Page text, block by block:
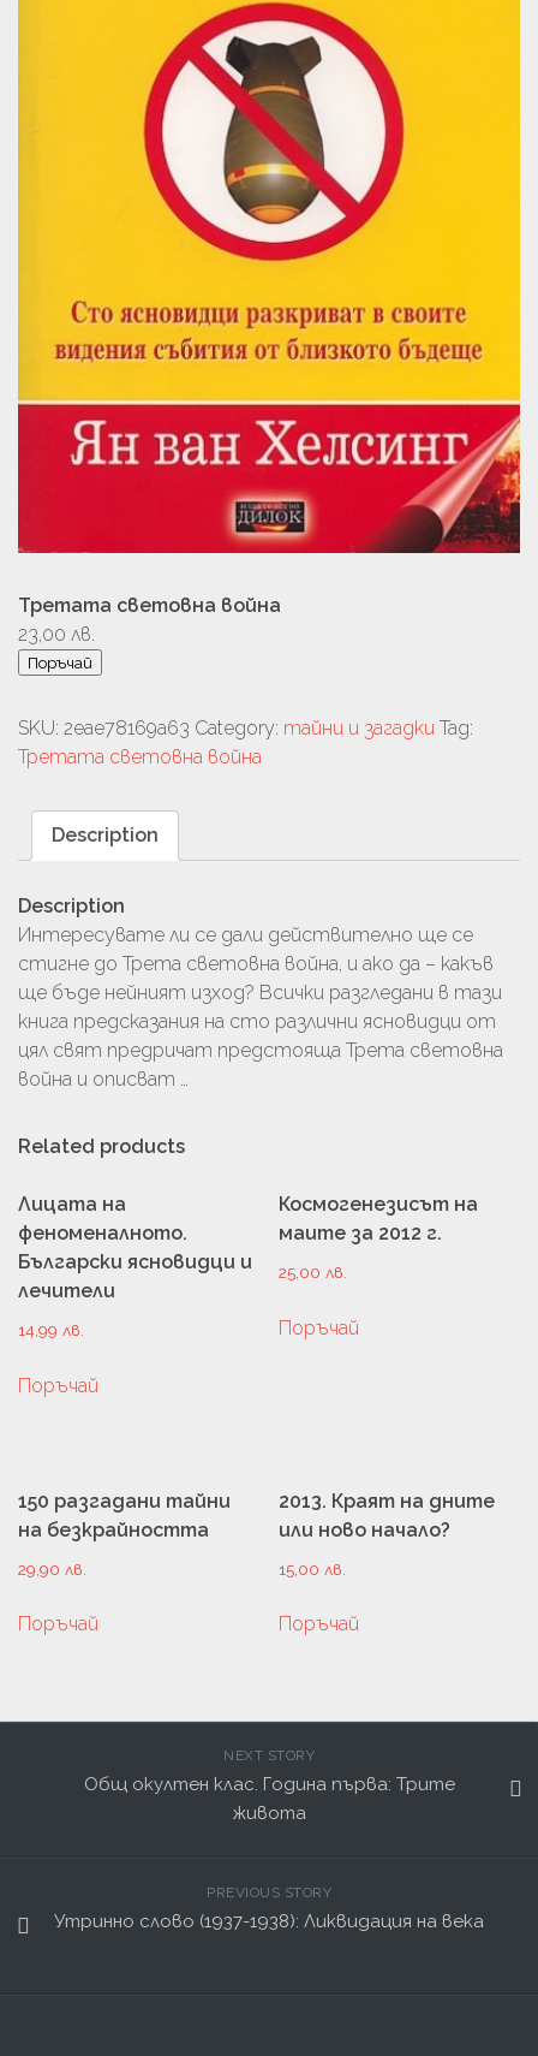
Третата световна война
23,00 лв.
Поръчай
SKU: 2eae78169a63 Category: тайни и загадки Tag:
Третата световна война
Description
Description
Интересувате ли се дали действително ще се
стигне до Трета световна война, и ако да – какъв
ще бъде нейният изход? Всички разгледани в тази
книга предсказания на сто различни ясновидци от
цял свят предричат предстояща Трета световна
война и описват …
Related products
Лицата на
феноменалното.
Български ясновидци и
лечители
14,99 лв.
Поръчай
Космогенезисът на
маите за 2012 г.
25,00 лв.
Поръчай
150 разгадани тайни
на безкрайността
29,90 лв.
Поръчай
2013. Краят на дните
или ново начало?
15,00 лв.
Поръчай
NEXT STORY
Общ окултен клас. Година първа: Трите
живота
PREVIOUS STORY
Утринно слово (1937-1938): Ликвидация на века